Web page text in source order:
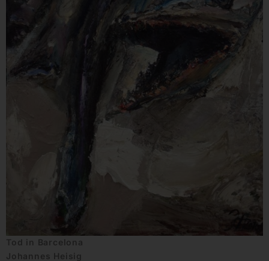
Tod in Barcelona
Johannes Heisig